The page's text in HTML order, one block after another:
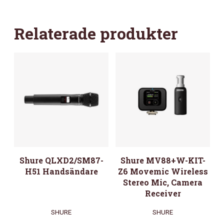
Relaterade produkter
Shure QLXD2/SM87-
H51 Handsändare
SHURE
Shure MV88+W-KIT-
Z6 Movemic Wireless
Stereo Mic, Camera
Receiver
SHURE